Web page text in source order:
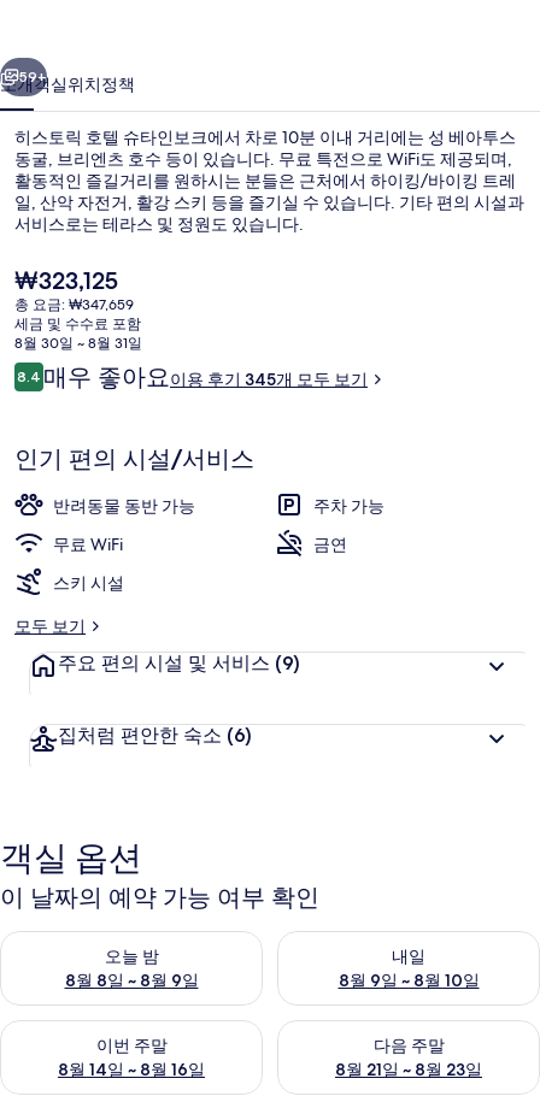
타
인
보
크
의
사
진
갤
러
59+
소개객실위치정책
히스토릭 호텔 슈타인보크에서 차로 10분 이내 거리에는 성 베아투스
동굴, 브리엔츠 호수 등이 있습니다. 무료 특전으로 WiFi도 제공되며,
활동적인 즐길거리를 원하시는 분들은 근처에서 하이킹/바이킹 트레
일, 산악 자전거, 활강 스키 등을 즐기실 수 있습니다. 기타 편의 시설과
서비스로는 테라스 및 정원도 있습니다.
현
재
가
격
은
₩323,125
₩323,125
총 요금: ₩347,659
세금 및 수수료 포함
8월 30일 ~ 8월 31일
이
용
기
8.410점 만점 중 8.4점.
매우 좋아요이용 후기 345개 모두 보기
인기 편의 시설/서비스
반려동물 동반 가능
주차 가능
무료 WiFi
금연
스키 시설
모두 보기
주요 편의 시설 및 서비스 (9)
집처럼 편안한 숙소 (6)
객실 옵션
이 날짜의 예약 가능 여부 확인
오늘 밤
8월 8일 ~ 8월 9일
오늘 밤 예약 가능 여부 확인, 8월 8일 ~ 8월 9일
내일
8월 9일 ~ 8월 10일
내일 예약 가능 여부 확인, 8월
이번 주말
8월 14일 ~ 8월 16일
이번 주말 예약 가능 여부 확인, 8월 14일 ~ 8월 16일
다음 주말
8월 21일 ~ 8월 23일
다음 주말 예약 가능 여부 확인